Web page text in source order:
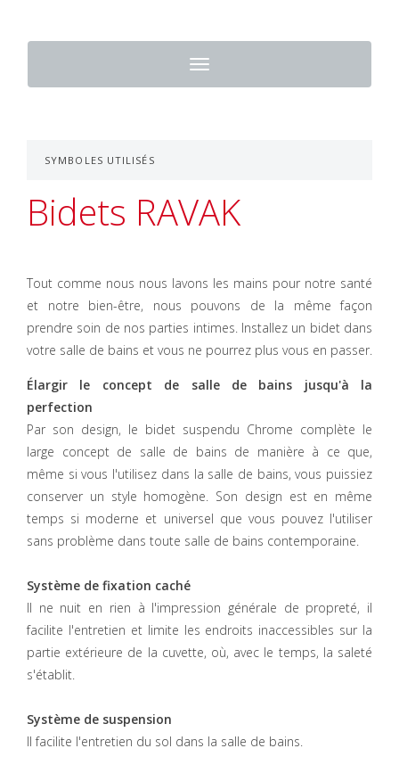
Toggle
navigation
SYMBOLES UTILISÉS
Bidets RAVAK
Tout comme nous nous lavons les mains pour notre santé
et notre bien-être, nous pouvons de la même façon
prendre soin de nos parties intimes. Installez un bidet dans
votre salle de bains et vous ne pourrez plus vous en passer.
Élargir le concept de salle de bains jusqu'à la
perfection
Par son design, le bidet suspendu Chrome complète le
large concept de salle de bains de manière à ce que,
même si vous l'utilisez dans la salle de bains, vous puissiez
conserver un style homogène. Son design est en même
temps si moderne et universel que vous pouvez l'utiliser
sans problème dans toute salle de bains contemporaine.
Système de fixation caché
Il ne nuit en rien à l'impression générale de propreté, il
facilite l'entretien et limite les endroits inaccessibles sur la
partie extérieure de la cuvette, où, avec le temps, la saleté
s'établit.
Système de suspension
Il facilite l'entretien du sol dans la salle de bains.